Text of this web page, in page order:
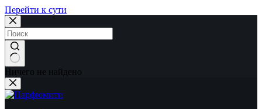
Перейти к сути
Ничего не найдено